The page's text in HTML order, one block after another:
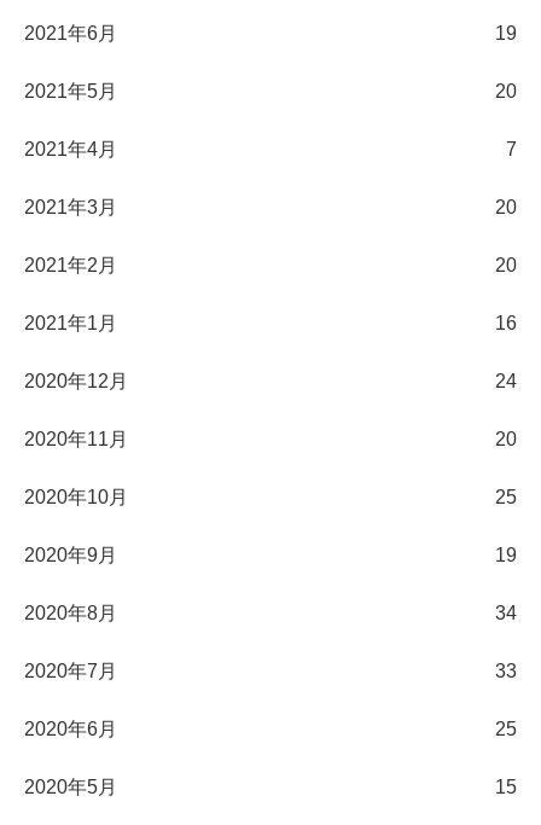
2021年6月 19
2021年5月 20
2021年4月 7
2021年3月 20
2021年2月 20
2021年1月 16
2020年12月 24
2020年11月 20
2020年10月 25
2020年9月 19
2020年8月 34
2020年7月 33
2020年6月 25
2020年5月 15